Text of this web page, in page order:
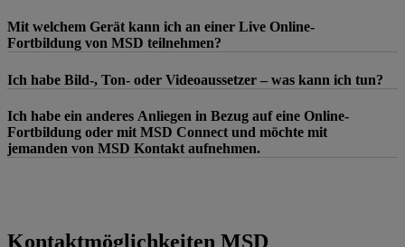
Mit welchem Gerät kann ich an einer Live Online-
Fortbildung von MSD teilnehmen?
Ich habe Bild-, Ton- oder Videoaussetzer – was kann ich tun?
Ich habe ein anderes Anliegen in Bezug auf eine Online-
Fortbildung oder mit MSD Connect und möchte mit
jemanden von MSD Kontakt aufnehmen.
Kontaktmöglichkeiten MSD